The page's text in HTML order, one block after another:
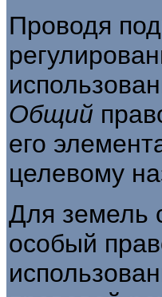
Проводя
Общий
его
целевому
Для земель
особый